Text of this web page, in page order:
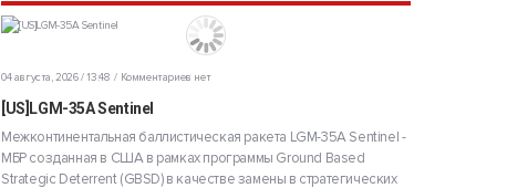
04 августа, 2026 / 13:48 Комментариев нет
[US]LGM-35A Sentinel
Межконтинентальная баллистическая ракета LGM-35A Sentinel -
МБР созданная в США в рамках программы Ground Based
Strategic Deterrent (GBSD) в качестве замены в стратегических